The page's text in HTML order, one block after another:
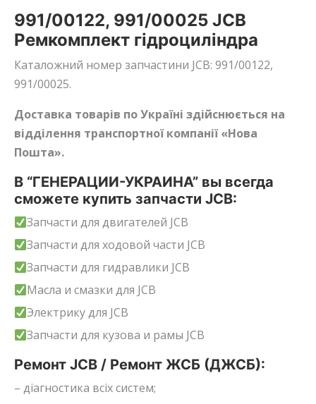
991/00122, 991/00025 JCB
Ремкомплект гідроциліндра
Каталожний номер запчастини JCB: 991/00122,
991/00025.
Доставка товарів по Україні здійснюється на
відділення транспортної компанії «Нова
Пошта».
В “ГЕНЕРАЦИИ-УКРАИНА” вы всегда
сможете купить запчасти JCB:
Запчасти для двигателей JCB
Запчасти для ходовой части JCB
Запчасти для гидравлики JCB
Масла и смазки для JCB
Электрику для JCB
Запчасти для кузова и рамы JCB
Ремонт JCB / Ремонт ЖСБ (ДЖСБ):
– діагностика всіх систем;